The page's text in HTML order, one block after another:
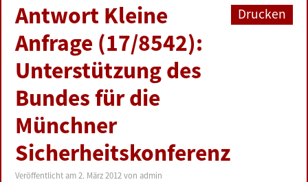
BUNDESTAG
PRESSE
ZUR PERSON
LINKS
DATENSCHUTZERKLÄRUNG
Drucken
Antwort Kleine
Anfrage (17/8542):
Unterstützung des
Bundes für die
Münchner
Sicherheitskonferenz
Veröffentlicht am2. März 2012 vonadmin